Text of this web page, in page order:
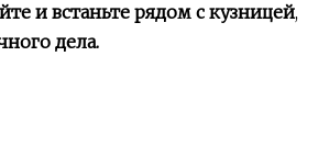
и встаньте рядом с кузницей,
дела.